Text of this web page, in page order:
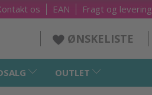
Fragt og levering
EAN
os
ØNSKELISTE
OUTLET